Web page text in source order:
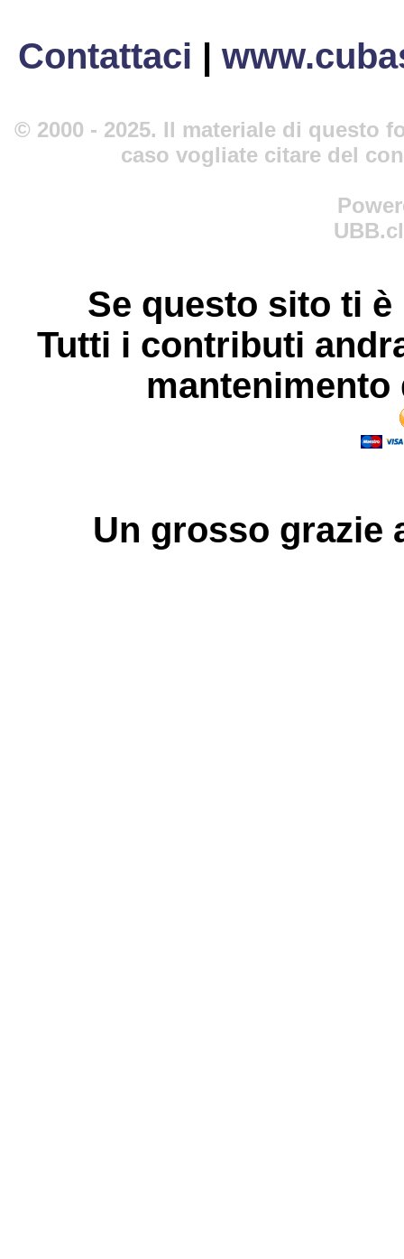
Contattaci |
© 2000 - 2025. Il materiale di questo
caso vogliate citare del
Se questo sito ti
Tutti i contributi
Un grosso grazie